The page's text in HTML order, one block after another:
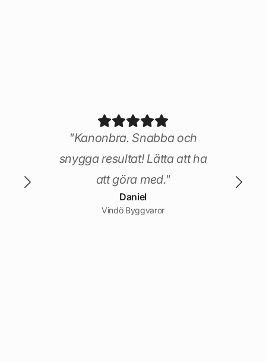
"Kanonbra. Snabba och
snygga resultat! Lätta att ha
att göra med."
Daniel
Vindö Byggvaror